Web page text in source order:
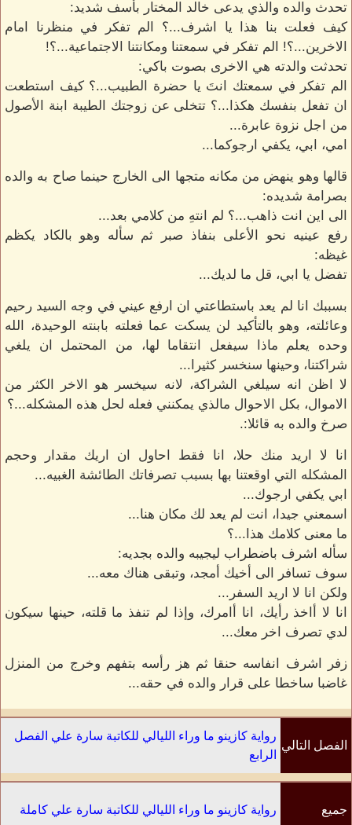
تحدث والده والذي يدعى خالد المختار بأسف شديد:
كيف فعلت بنا هذا يا اشرف...؟ الم تفكر في منظرنا امام
الاخرين...؟! الم تفكر في سمعتنا ومكانتنا الاجتماعية...؟!
تحدثت والدته هي الاخرى بصوت باكي:
الم تفكر في سمعتك انتَ يا حضرة الطبيب...؟ كيف استطعت
ان تفعل بنفسك هكذا...؟ تتخلى عن زوجتك الطيبة ابنة الأصول
من اجل نزوة عابرة...
امي، ابي، يكفي ارجوكما...
قالها وهو ينهض من مكانه متجها الى الخارج حينما صاح به والده
بصرامة شديده:
الى اين انت ذاهب...؟ لم انتهِ من كلامي بعد...
رفع عينيه نحو الأعلى بنفاذ صبر ثم سأله وهو بالكاد يكظم
غيظه:
تفضل يا ابي، قل ما لديك...
بسببك انا لم يعد باستطاعتي ان ارفع عيني في وجه السيد رحيم
وعائلته، وهو بالتأكيد لن يسكت عما فعلته بابنته الوحيدة، الله
وحده يعلم ماذا سيفعل انتقاما لها، من المحتمل ان يلغي
شراكتنا، وحينها سنخسر كثيرا...
لا اظن انه سيلغي الشراكة، لانه سيخسر هو الاخر الكثر من
الاموال، بكل الاحوال مالذي يمكنني فعله لحل هذه المشكله...؟
صرخ والده به قائلا:.
انا لا اريد منك حلا، انا فقط احاول ان اريك مقدار وحجم
المشكله التي اوقعتنا بها بسبب تصرفاتك الطائشة الغبيه...
ابي يكفي ارجوك...
اسمعني جيدا، انت لم يعد لك مكان هنا...
ما معنى كلامك هذا...؟
سأله اشرف باضطراب ليجيبه والده بجديه:
سوف تسافر الى أخيك أمجد، وتبقى هناك معه...
ولكن انا لا اريد السفر...
انا لا أاخذ رأيك، انا أامرك، وإذا لم تنفذ ما قلته، حينها سيكون
لدي تصرف اخر معك...
زفر اشرف انفاسه حنقا ثم هز رأسه بتفهم وخرج من المنزل
غاضبا ساخطا على قرار والده في حقه...
الفصل التالي
رواية كازينو ما وراء الليالي للكاتبة سارة علي الفصل
الرابع
جميع رواية كازينو ما وراء الليالي للكاتبة سارة علي كاملة